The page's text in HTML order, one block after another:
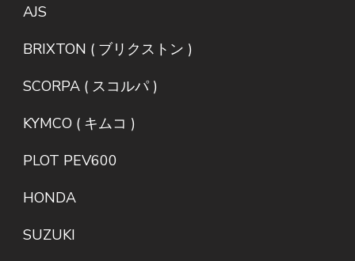
AJS
BRIXTON ( ブリクストン )
SCORPA ( スコルパ )
KYMCO ( キムコ )
PLOT PEV600
HONDA
SUZUKI